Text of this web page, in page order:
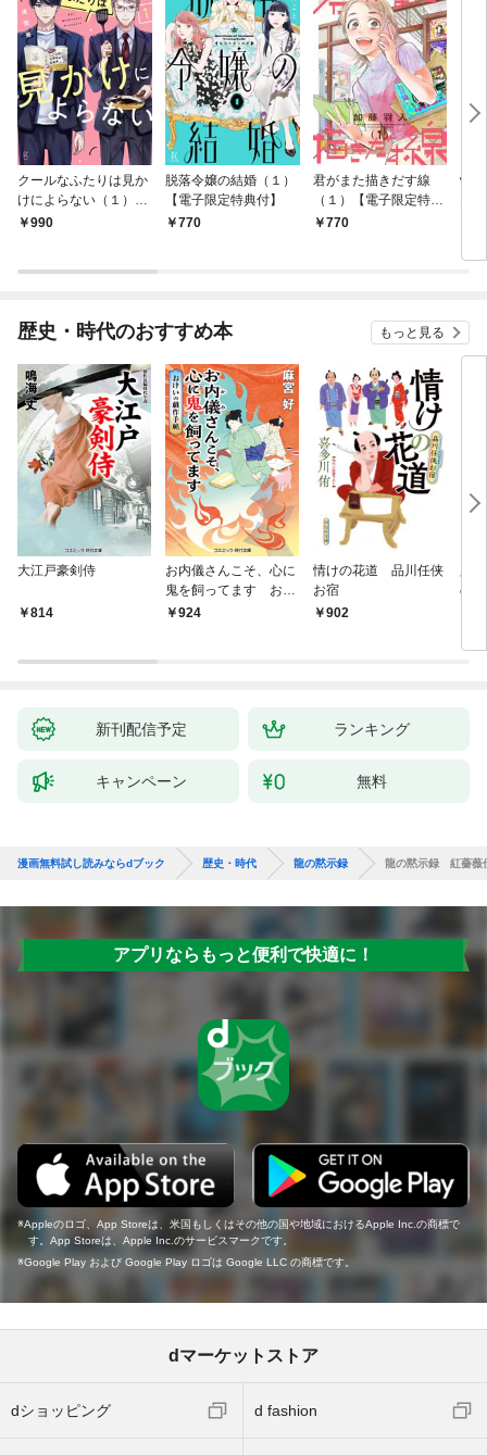
クールなふたりは見か
けによらない（１）
【電子限定特典付】
990
脱落令嬢の結婚（１）
【電子限定特典付】
770
君がまた描きだす線
（１）【電子限定特典
付】770
情
歴史・時代のおすすめ本 もっと見る
大江戸豪剣侍
814
お内儀さんこそ、心に
鬼を飼ってます おけ
いの戯作手帖
924
情けの花道 品川任侠
お宿
902
の
新刊配信予定 ランキング
キャンペーン 無料
漫画無料試し読みならdブック 歴史・時代 龍の黙示録 龍の黙示録 紅薔薇
アプリならもっと便利で快適に！
Appleのロゴ、App Storeは、米国もしくはその他の国や地域におけるApple Inc.の商標で
す。App Storeは、Apple Inc.のサービスマークです。
Google Play および Google Play ロゴは Google LLC の商標です。
dマーケットストア
dショッピング d fashion